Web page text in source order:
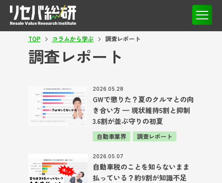
TOP コラムから学ぶ 調査レポート
調査レポート
2026.05.28
GWで懲りた？夏のクルマとの向
き合い方 — 現状維持5割と抑制
3.6割が並ぶ守りの初夏
自動車業界 調査レポート
2026.05.07
自動車税のことを知らないまま
払っている？約9割が知識不足